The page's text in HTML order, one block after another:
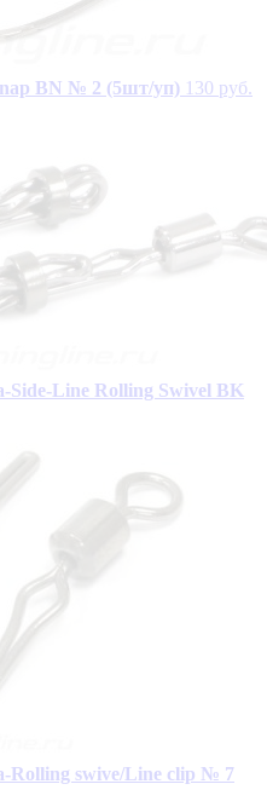
BN № 2 (5шт/уп) 130 руб.
Side-Line Rolling Swivel BK
Rolling swive/Line clip № 7